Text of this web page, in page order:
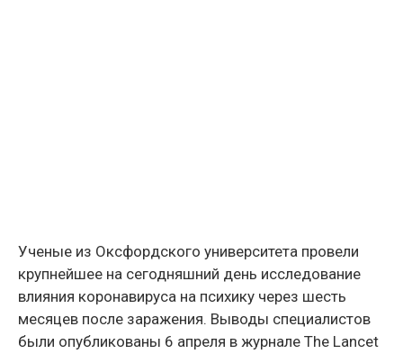
Ученые из Оксфордского университета провели
крупнейшее на сегодняшний день исследование
влияния коронавируса на психику через шесть
месяцев после заражения. Выводы специалистов
были опубликованы 6 апреля в журнале The Lancet